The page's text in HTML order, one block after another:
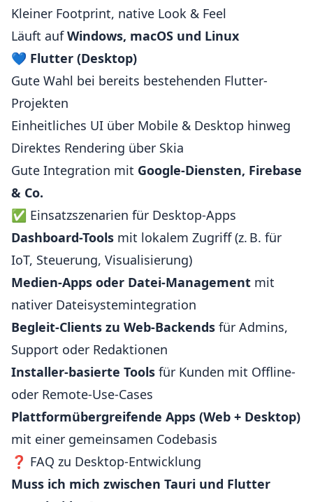
Kleiner Footprint, native Look & Feel
Läuft aufWindows, macOS und Linux
💙 Flutter (Desktop)
Gute Wahl bei bereits bestehenden Flutter-
Projekten
Einheitliches UI über Mobile & Desktop hinweg
Direktes Rendering über Skia
Gute Integration mit Google-Diensten, Firebase
& Co.
✅ Einsatzszenarien für Desktop-Apps
Dashboard-Tools mit lokalem Zugriff (z. B. für
IoT, Steuerung, Visualisierung)
Medien-Apps oder Datei-Management mit
nativer Dateisystemintegration
Begleit-Clients zu Web-Backends für Admins,
Support oder Redaktionen
Installer-basierte Tools für Kunden mit Offline-
oder Remote-Use-Cases
Plattformübergreifende Apps (Web + Desktop)
mit einer gemeinsamen Codebasis
❓ FAQ zu Desktop-Entwicklung
Muss ich mich zwischen Tauri und Flutter